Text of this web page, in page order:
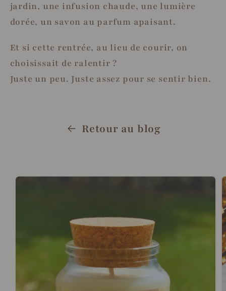
jardin, une infusion chaude, une lumière
dorée, un savon au parfum apaisant.
Et si cette rentrée, au lieu de courir, on
choisissait de ralentir ?
Juste un peu. Juste assez pour se sentir bien.
Retour au blog